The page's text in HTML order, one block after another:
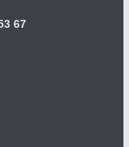
67